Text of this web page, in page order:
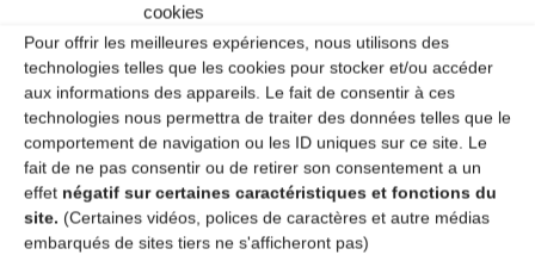
cookies
Pour offrir les meilleures expériences, nous utilisons des
technologies telles que les cookies pour stocker et/ou accéder
aux informations des appareils. Le fait de consentir à ces
technologies nous permettra de traiter des données telles que le
comportement de navigation ou les ID uniques sur ce site. Le
fait de ne pas consentir ou de retirer son consentement a un
effet négatif sur certaines caractéristiques et fonctions du
site. (Certaines vidéos, polices de caractères et autre médias
embarqués de sites tiers ne s'afficheront pas)
Save my name, email, and site URL in my browser for next
time I post a comment.